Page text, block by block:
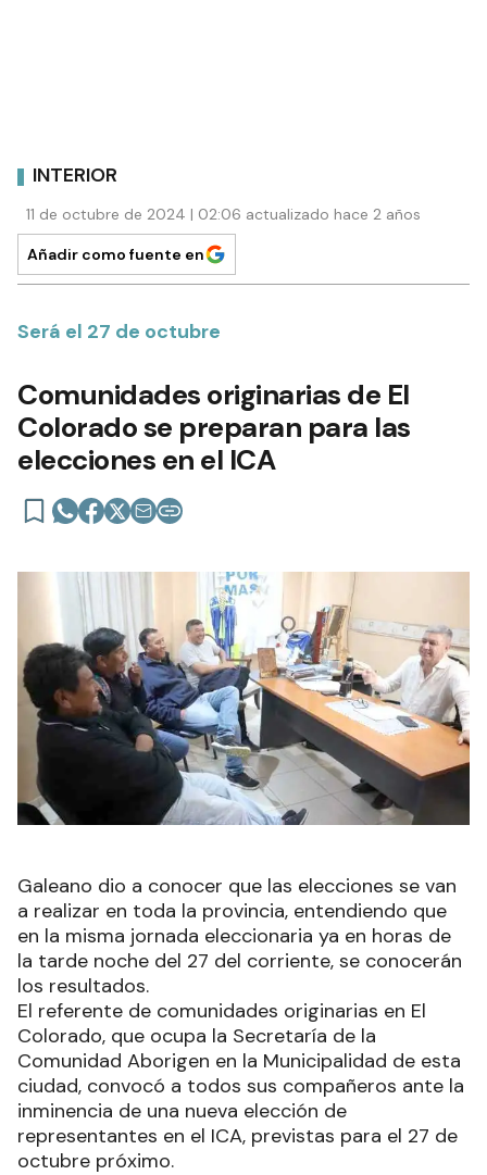
INTERIOR
11 de octubre de 2024 | 02:06 actualizado hace 2 años
Añadir como fuente en
Será el 27 de octubre
Comunidades originarias de El
Colorado se preparan para las
elecciones en el ICA
Galeano dio a conocer que las elecciones se van
a realizar en toda la provincia, entendiendo que
en la misma jornada eleccionaria ya en horas de
la tarde noche del 27 del corriente, se conocerán
los resultados.
El referente de comunidades originarias en El
Colorado, que ocupa la Secretaría de la
Comunidad Aborigen en la Municipalidad de esta
ciudad, convocó a todos sus compañeros ante la
inminencia de una nueva elección de
representantes en el ICA, previstas para el 27 de
octubre próximo.